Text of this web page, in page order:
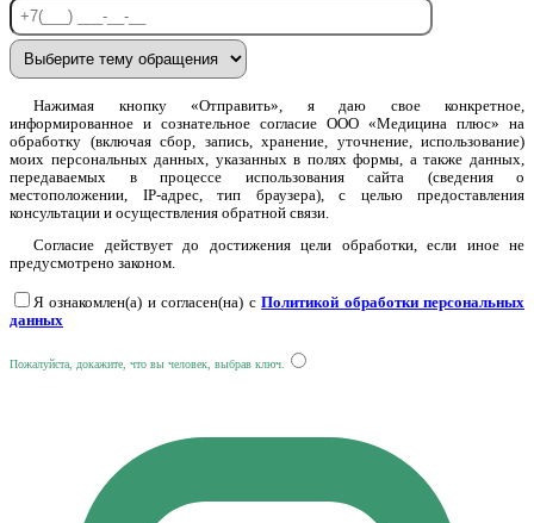
Нажимая кнопку «Отправить», я даю свое конкретное,
информированное и сознательное согласие ООО «Медицина плюс» на
обработку (включая сбор, запись, хранение, уточнение, использование)
моих персональных данных, указанных в полях формы, а также данных,
передаваемых в процессе использования сайта (сведения о
местоположении, IP-адрес, тип браузера), с целью предоставления
консультации и осуществления обратной связи.
Согласие действует до достижения цели обработки, если иное не
предусмотрено законом.
Я ознакомлен(а) и согласен(на) сПолитикой обработки персональных
данных
Пожалуйста, докажите, что вы человек, выбрав ключ